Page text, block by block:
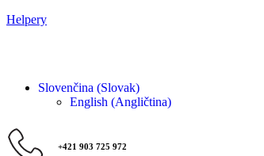
Helpery
Slovenčina (Slovak)
English (Angličtina)
+421 903 725 972